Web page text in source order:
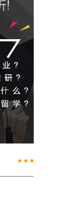
● ● ●